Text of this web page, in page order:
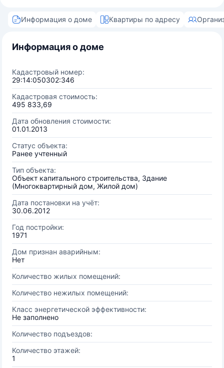
Информация о доме Квартиры по адресу
Информация о доме
Кадастровый номер:
29:14:050302:346
Кадастровая стоимость:
495 833,69
Дата обновления стоимости:
01.01.2013
Статус объекта:
Ранее учтенный
Тип объекта:
Объект капитального строительства, Здание
(Многоквартирный дом, Жилой дом)
Дата постановки на учёт:
30.06.2012
Год постройки:
1971
Дом признан аварийным:
Нет
Количество жилых помещений:
Количество нежилых помещений:
Класс энергетической эффективности:
Не заполнено
Количество подъездов:
Количество этажей:
1